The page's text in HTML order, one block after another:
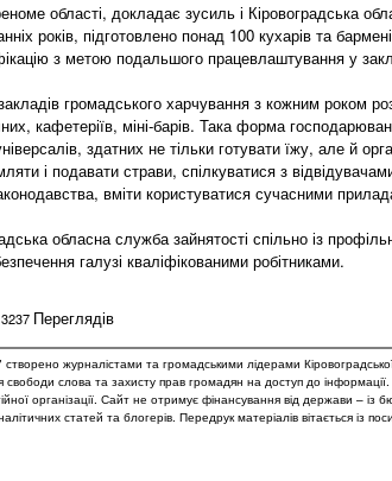
області, докладає зусиль і Кіровоградська
років, підготовлено понад 100 кухарів та
з метою подальшого працевлаштування у
громадського харчування з кожним роком
кафетеріїв, міні-барів. Така форма
здатних не тільки готувати їжу, але й
і подавати страви, спілкуватися з
вміти користуватися сучасними
обласна служба зайнятості спільно із
галузі кваліфікованими робітниками.
3237 Переглядів
журналістами та громадськими лідерами
свободи слова та захисту прав громадян на доступ до
організації. Сайт не отримує фінансування від держави –
статей та блогерів. Передрук матеріалів вітається із